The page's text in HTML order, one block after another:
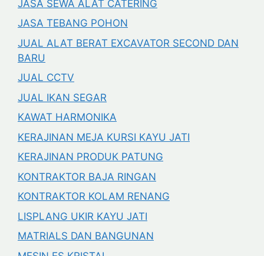
JASA SEWA ALAT CATERING
JASA TEBANG POHON
JUAL ALAT BERAT EXCAVATOR SECOND DAN
BARU
JUAL CCTV
JUAL IKAN SEGAR
KAWAT HARMONIKA
KERAJINAN MEJA KURSI KAYU JATI
KERAJINAN PRODUK PATUNG
KONTRAKTOR BAJA RINGAN
KONTRAKTOR KOLAM RENANG
LISPLANG UKIR KAYU JATI
MATRIALS DAN BANGUNAN